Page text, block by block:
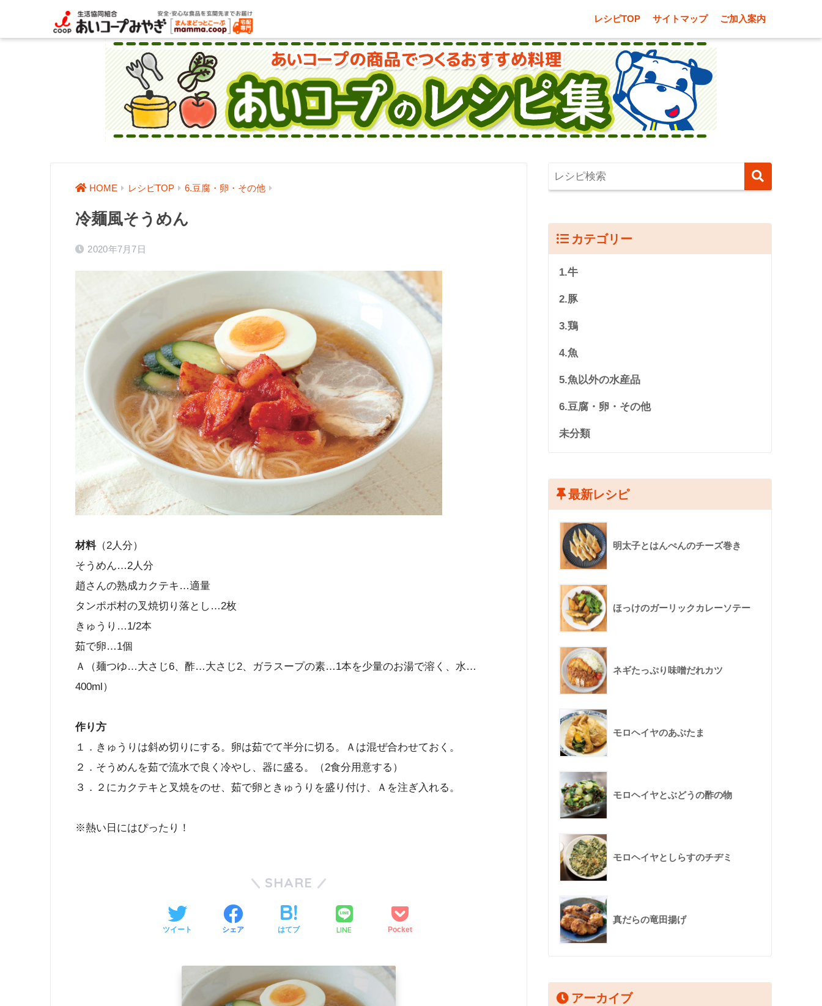
レシピTOP サイトマップ ご加入案内
HOME レシピTOP 6.豆腐・卵・その他
冷麺風そうめん
2020年7月7日
材料（2人分）
そうめん…2人分
趙さんの熟成カクテキ…適量
タンポポ村の叉焼切り落とし…2枚
きゅうり…1/2本
茹で卵…1個
Ａ（麺つゆ…大さじ6、酢…大さじ2、ガラスープの素…1本を少量のお湯で溶く、水…
400ml）
作り方
１．きゅうりは斜め切りにする。卵は茹でて半分に切る。Ａは混ぜ合わせておく。
２．そうめんを茹で流水で良く冷やし、器に盛る。（2食分用意する）
３．２にカクテキと叉焼をのせ、茹で卵ときゅうりを盛り付け、Ａを注ぎ入れる。
※熱い日にはぴったり！
SHARE
ツイート シェア はてブ LINE Pocket
カテゴリー
1.牛
2.豚
3.鶏
4.魚
5.魚以外の水産品
6.豆腐・卵・その他
未分類
最新レシピ
明太子とはんぺんのチーズ巻き
ほっけのガーリックカレーソテー
ネギたっぷり味噌だれカツ
モロヘイヤのあぶたま
モロヘイヤとぶどうの酢の物
モロヘイヤとしらすのチヂミ
真だらの竜田揚げ
アーカイブ